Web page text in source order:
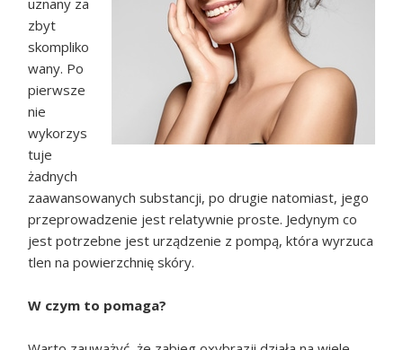
zbyt
skompliko
wany. Po
pierwsze
nie
wykorzys
tuje
żadnych
zaawansowanych substancji, po drugie natomiast, jego
przeprowadzenie jest relatywnie proste. Jedynym co
jest potrzebne jest urządzenie z pompą, która wyrzuca
tlen na powierzchnię skóry.
W czym to pomaga?